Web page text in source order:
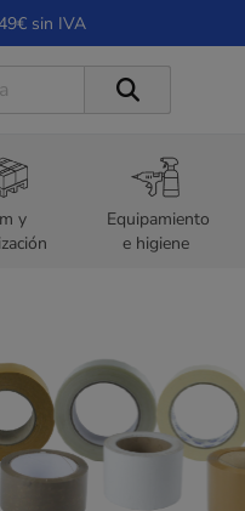
sin IVA
y
Equipamiento
e higiene